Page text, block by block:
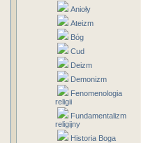
Anioły
Ateizm
Bóg
Cud
Deizm
Demonizm
Fenomenologia
religii
Fundamentalizm
religijny
Historia Boga